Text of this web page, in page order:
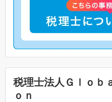
税理士法人Ｇｌｏｂ
ｏｎ